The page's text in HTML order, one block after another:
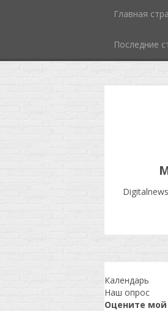
Главная
Последние
Календарь
Наш опрос
Оцените мой